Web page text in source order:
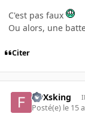
C'est pas faux
Ou alors, une
Citer
FOXsking
Posté(e) le 15